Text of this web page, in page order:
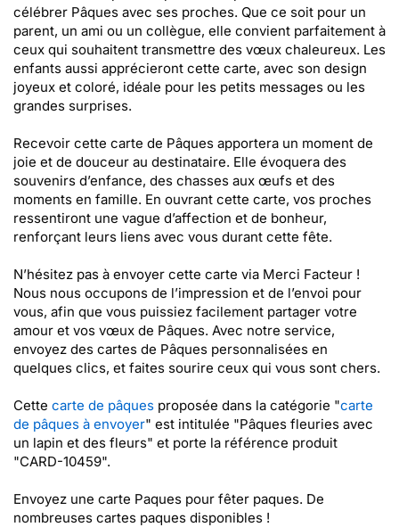
célébrer Pâques avec ses proches. Que ce soit pour un
parent, un ami ou un collègue, elle convient parfaitement à
ceux qui souhaitent transmettre des vœux chaleureux. Les
enfants aussi apprécieront cette carte, avec son design
joyeux et coloré, idéale pour les petits messages ou les
grandes surprises.
Recevoir cette carte de Pâques apportera un moment de
joie et de douceur au destinataire. Elle évoquera des
souvenirs d’enfance, des chasses aux œufs et des
moments en famille. En ouvrant cette carte, vos proches
ressentiront une vague d’affection et de bonheur,
renforçant leurs liens avec vous durant cette fête.
N’hésitez pas à envoyer cette carte via Merci Facteur !
Nous nous occupons de l’impression et de l’envoi pour
vous, afin que vous puissiez facilement partager votre
amour et vos vœux de Pâques. Avec notre service,
envoyez des cartes de Pâques personnalisées en
quelques clics, et faites sourire ceux qui vous sont chers.
Cette carte de pâques proposée dans la catégorie "carte
de pâques à envoyer" est intitulée "Pâques fleuries avec
un lapin et des fleurs" et porte la référence produit
"CARD-10459".
Envoyez une carte Paques pour fêter paques. De
nombreuses cartes paques disponibles !